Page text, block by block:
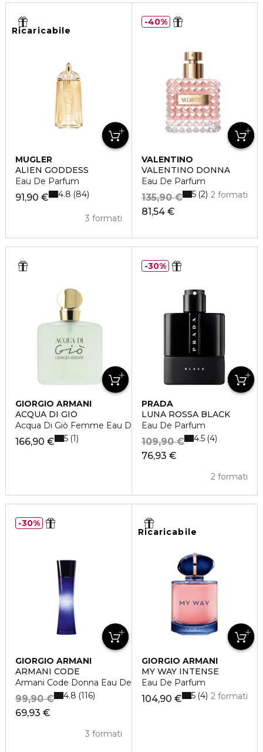
Ricaricabile
MUGLER
ALIEN GODDESS
Eau De Parfum
91,90 €
3 formati
4.8 84
VALENTINO
VALENTINO DONNA
Eau De Parfum
81,54 €
135,90 € 2 formati
5 2
40%
GIORGIO ARMANI
ACQUA DI GIÒ
Acqua Di Giò Femme Eau De Toilette Vaporisateur
166,90 € 5 1
PRADA
LUNA ROSSA BLACK
Eau De Parfum
76,93 €
109,90 €
2 formati
4.5 4
30%
GIORGIO ARMANI
ARMANI CODE
Armani Code Donna Eau De Parfum
69,93 €
99,90 €
3 formati
4.8 116
30%
Ricaricabile
GIORGIO ARMANI
MY WAY INTENSE
Eau De Parfum
104,90 € 2 formati
5 4